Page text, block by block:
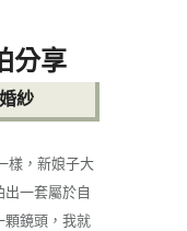
分享
紗
樣，新娘子大
一套屬於自
顆鏡頭，我就